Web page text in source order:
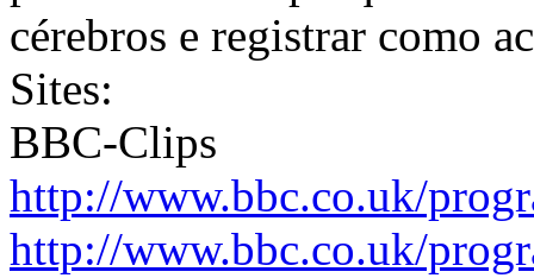
cérebros e registrar como
Sites:
BBC-Clips
http://www.bbc.co.uk/
http://www.bbc.co.uk/